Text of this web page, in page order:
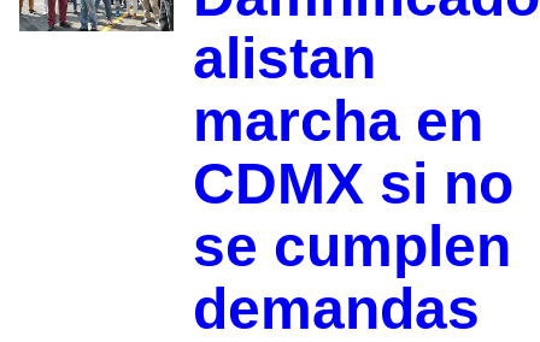
alistan
marcha en
CDMX si no
se cumplen
demandas